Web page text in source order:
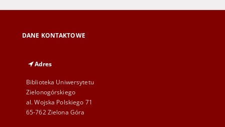
DANE KONTAKTOWE
Adres
Biblioteka Uniwersytetu
Zielonogórskiego
al. Wojska Polskiego 71
65-762 Zielona Góra